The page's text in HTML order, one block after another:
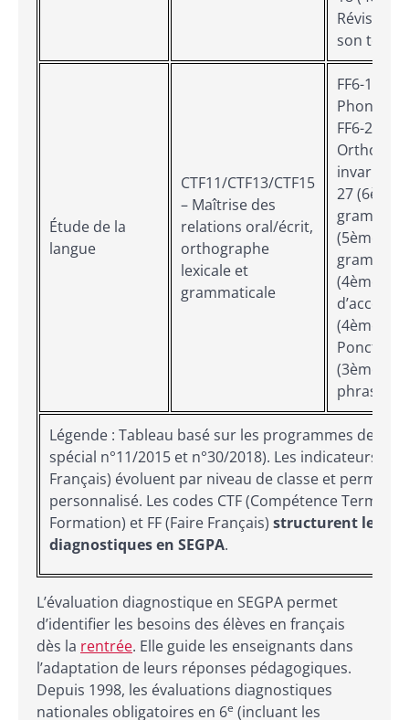
Révision
son texte
Étude de la
langue
CTF11/CTF13/CTF15
– Maîtrise des
relations oral/écrit,
orthographe
lexicale et
grammaticale
FF6-15
FF6-23
27
(5ème) –
(4ème) –
d’accord;
(4ème/
(3ème) –
phrases
Légende : Tableau basé sur les programmes des
spécial n°11/2015 et n°30/2018). Les indicateurs FF
Français) évoluent par niveau de classe et
personnalisé. Les codes CTF (Compétence
Formation) et FF (Faire Français) structurent les
diagnostiques en SEGPA.
L’évaluation diagnostique en SEGPA permet
d’identifier les besoins des élèves en français
dès la rentrée. Elle guide les enseignants dans
l’adaptation de leurs réponses pédagogiques.
Depuis 1998, les évaluations diagnostiques
nationales obligatoires en 6e (incluant les